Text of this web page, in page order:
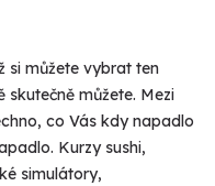
si můžete vybrat ten
můžete. Mezi
co Vás kdy napadlo
Kurzy sushi,
simulátory,